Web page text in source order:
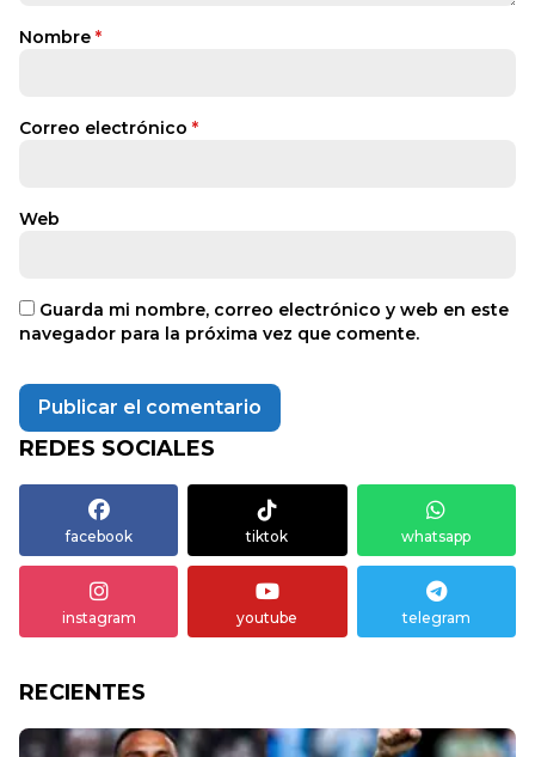
Nombre *
Correo electrónico *
Web
Guarda mi nombre, correo electrónico y web en este
navegador para la próxima vez que comente.
REDES SOCIALES
facebook tiktok whatsapp
instagram youtube telegram
RECIENTES